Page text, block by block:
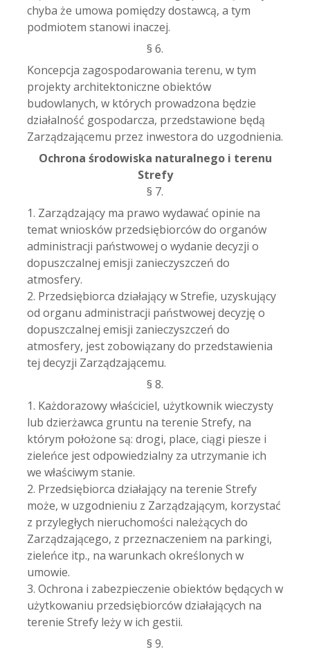
chyba że umowa pomiędzy dostawcą, a tym
podmiotem stanowi inaczej.
§ 6.
Koncepcja zagospodarowania terenu, w tym
projekty architektoniczne obiektów
budowlanych, w których prowadzona będzie
działalność gospodarcza, przedstawione będą
Zarządzającemu przez inwestora do uzgodnienia.
Ochrona środowiska naturalnego i terenu
Strefy
§ 7.
1. Zarządzający ma prawo wydawać opinie na
temat wniosków przedsiębiorców do organów
administracji państwowej o wydanie decyzji o
dopuszczalnej emisji zanieczyszczeń do
atmosfery.
2. Przedsiębiorca działający w Strefie, uzyskujący
od organu administracji państwowej decyzję o
dopuszczalnej emisji zanieczyszczeń do
atmosfery, jest zobowiązany do przedstawienia
tej decyzji Zarządzającemu.
§ 8.
1. Każdorazowy właściciel, użytkownik wieczysty
lub dzierżawca gruntu na terenie Strefy, na
którym położone są: drogi, place, ciągi piesze i
zieleńce jest odpowiedzialny za utrzymanie ich
we właściwym stanie.
2. Przedsiębiorca działający na terenie Strefy
może, w uzgodnieniu z Zarządzającym, korzystać
z przyległych nieruchomości należących do
Zarządzającego, z przeznaczeniem na parkingi,
zieleńce itp., na warunkach określonych w
umowie.
3. Ochrona i zabezpieczenie obiektów będących w
użytkowaniu przedsiębiorców działających na
terenie Strefy leży w ich gestii.
§ 9.